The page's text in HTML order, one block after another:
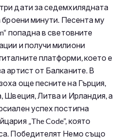
дати за седемхилядната
броени минути. Песента му
попадна в световните
и получи милиони
платформи, което е
артист от Балканите. В
още песните на Гърция,
Швеция, Литва и Ирландия, а
успех постигна
„The Code”, която
Победителят Немо също